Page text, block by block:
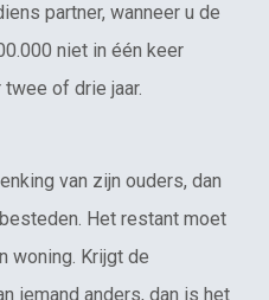
partner, wanneer u de
niet in één keer
of drie jaar.
van zijn ouders, dan
Het restant moet
woning. Krijgt de
iemand anders, dan is het